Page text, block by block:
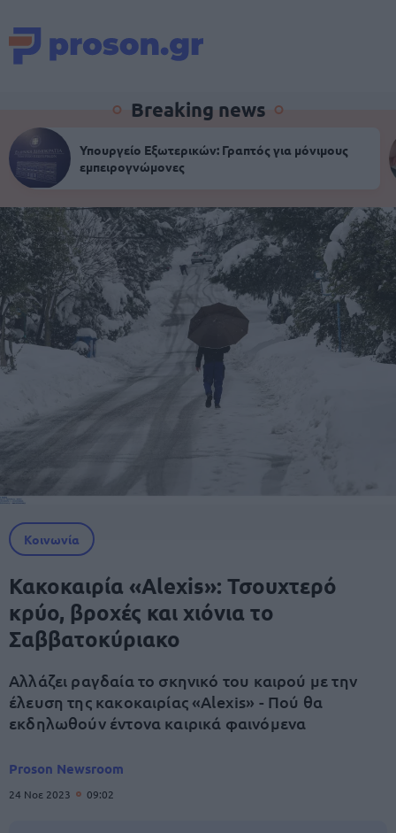
Breaking news
Υπουργείο Εξωτερικών: Γραπτός για μόνιμους
εμπειρογνώμονες
Κοινωνία
Κακοκαιρία «Alexis»: Τσουχτερό
κρύο, βροχές και χιόνια το
Σαββατοκύριακο
Αλλάζει ραγδαία το σκηνικό του καιρού με την
έλευση της κακοκαιρίας «Alexis» - Πού θα
εκδηλωθούν έντονα καιρικά φαινόμενα
Proson Newsroom
24 Νοε 2023 09:02